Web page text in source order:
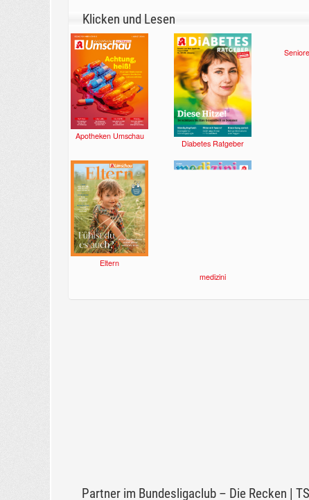
Klicken und Lesen
Apotheken Umschau
Diabetes Ratgeber
Eltern
medizini
Partner im Bundesligaclub – Die Recken |